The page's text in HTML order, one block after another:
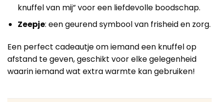
knuffel van mij” voor een liefdevolle boodschap.
Zeepje: een geurend symbool van frisheid en zorg.
Een perfect cadeautje om iemand een knuffel op
afstand te geven, geschikt voor elke gelegenheid
waarin iemand wat extra warmte kan gebruiken!